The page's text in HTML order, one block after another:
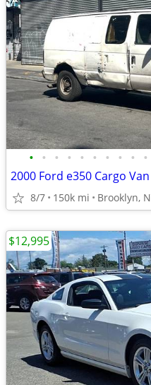
• • • • • • • • • •
2000 Ford e350 Cargo
8/7 150k mi Brooklyn,
$12,995